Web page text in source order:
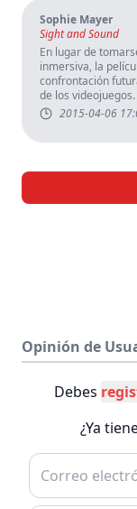
Sophie Mayer
Sight and Sound
En lugar de
inmersiva, la
confrontación
de los videojuegos.
2015-04-06
Opinión de
Debes
¿Ya